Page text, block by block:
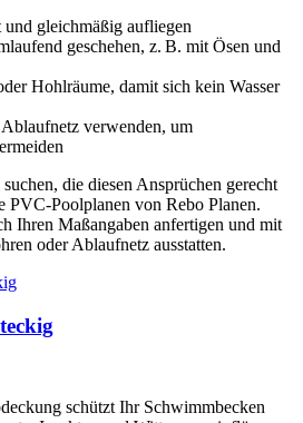
und gleichmäßig aufliegen
geschehen, z. B. mit Ösen und
Hohlräume, damit sich kein Wasser
verwenden, um
die diesen Ansprüchen gerecht
PVC-Poolplanen von Rebo Planen.
Ihren Maßangaben anfertigen und mit
oder Ablaufnetz ausstatten.
schützt Ihr Schwimmbecken